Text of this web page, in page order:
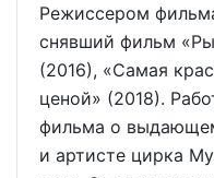
Режиссером
снявший фильм
(2016), «Самая
ценой» (2018).
фильма о
и артисте цирка